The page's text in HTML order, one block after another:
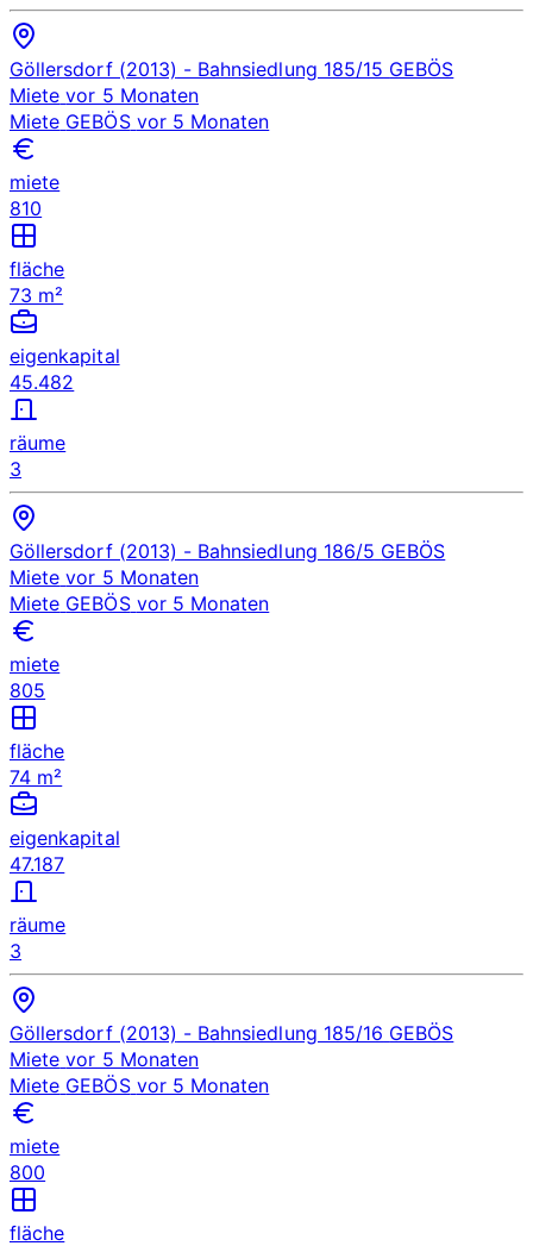
Göllersdorf (2013) - Bahnsiedlung 185/15 GEBÖS
Miete vor 5 Monaten
Miete GEBÖS vor 5 Monaten
miete
810
fläche
73 m²
eigenkapital
45.482
räume
3
Göllersdorf (2013) - Bahnsiedlung 186/5 GEBÖS
Miete vor 5 Monaten
Miete GEBÖS vor 5 Monaten
miete
805
fläche
74 m²
eigenkapital
47.187
räume
3
Göllersdorf (2013) - Bahnsiedlung 185/16 GEBÖS
Miete vor 5 Monaten
Miete GEBÖS vor 5 Monaten
miete
800
fläche